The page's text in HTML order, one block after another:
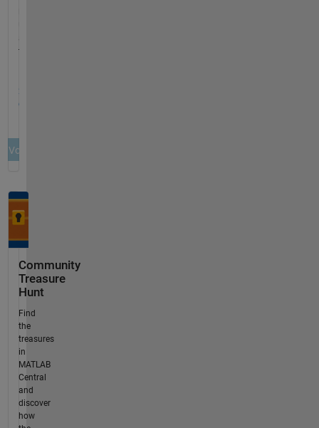
Community
Treasure
Hunt
Find
the
treasures
in
MATLAB
Central
and
discover
how